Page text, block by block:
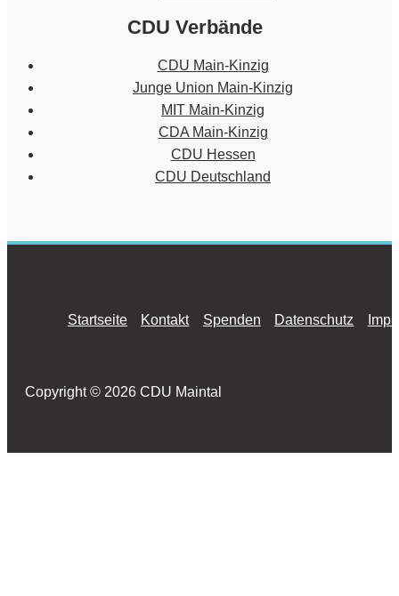
CDU Verbände
CDU Main-Kinzig
Junge Union Main-Kinzig
MIT Main-Kinzig
CDA Main-Kinzig
CDU Hessen
CDU Deutschland
Startseite Kontakt Spenden Datenschutz
Copyright © 2026 CDU Maintal